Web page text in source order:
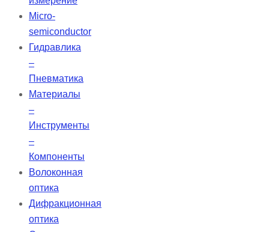
Micro-
semiconductor
Гидравлика
–
Пневматика
Материалы
–
Инструменты
–
Компоненты
Волоконная
оптика
Дифракционная
оптика